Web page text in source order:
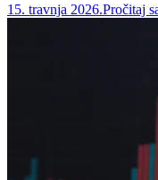
15. travnja 2026.Pročitaj